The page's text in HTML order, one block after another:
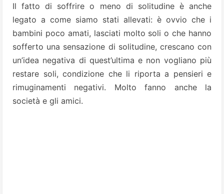
Il fatto di soffrire o meno di solitudine è anche
legato a come siamo stati allevati: è ovvio che i
bambini poco amati, lasciati molto soli o che hanno
sofferto una sensazione di solitudine, crescano con
un’idea negativa di quest’ultima e non vogliano più
restare soli, condizione che li riporta a pensieri e
rimuginamenti negativi. Molto fanno anche la
società e gli amici.